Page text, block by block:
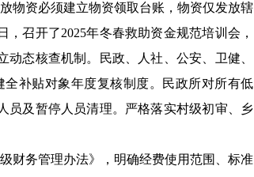
物资必须建立物资领取台账，物资仅发放辖
召开了2025年冬春救助资金规范培训会，
态核查机制。民政、人社、公安、卫健、
补贴对象年度复核制度。民政所对所有低
员及暂停人员清理。严格落实村级初审、乡
财务管理办法》，明确经费使用范围、标准